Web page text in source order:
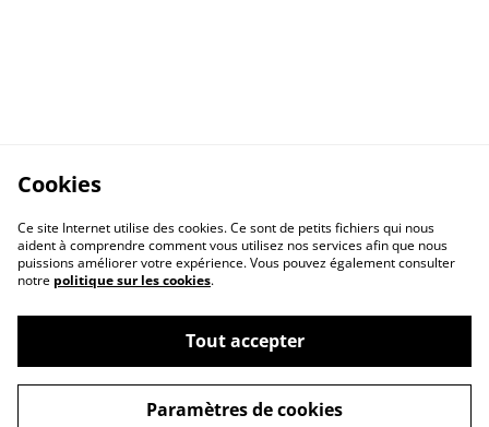
Contact CGV
Confidentialité Cookies
Cookies
Ce site Internet utilise des cookies. Ce sont de petits fichiers qui nous
aident à comprendre comment vous utilisez nos services afin que nous
puissions améliorer votre expérience. Vous pouvez également consulter
notre politique sur les cookies.
Tout accepter
Paramètres de cookies